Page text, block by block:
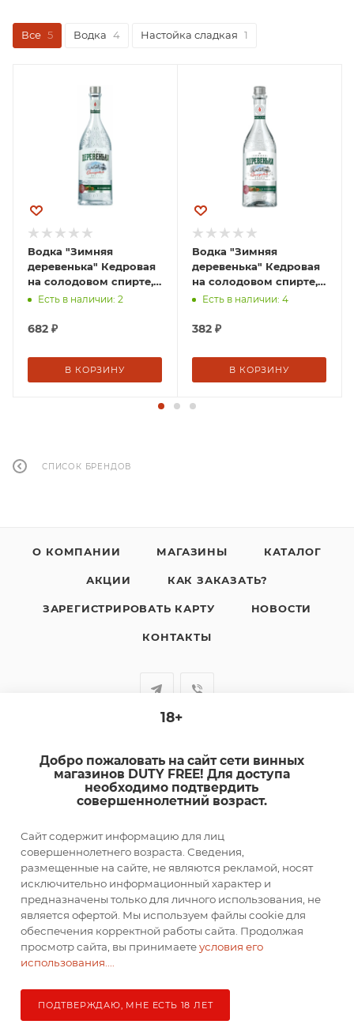
Все 5 Водка 4 Настойка сладкая 1
Водка "Зимняя
деревенька" Кедровая
на солодовом спирте,
0.5 л
Есть в наличии: 2
682 ₽
В КОРЗИНУ
Водка "Зимняя
деревенька" Кедровая
на солодовом спирте,
250 мл
Есть в наличии: 4
382 ₽
В КОРЗИНУ
СПИСОК БРЕНДОВ
О КОМПАНИИ МАГАЗИНЫ КАТАЛОГ
АКЦИИ КАК ЗАКАЗАТЬ?
ЗАРЕГИСТРИРОВАТЬ КАРТУ НОВОСТИ
КОНТАКТЫ
sale@dutyfree-online.ru
г. Кострома, ул. Шагова, д. 221, кв. 24
ПОДПИСАТЬСЯ НА РАССЫЛКУ
ПОЛИТИКА КОНФИДЕНЦИАЛЬНОСТИ
2026 © DUTY FREE
18+
Добро пожаловать на сайт сети винных
магазинов DUTY FREE! Для доступа
необходимо подтвердить
совершеннолетний возраст.
Сайт содержит информацию для лиц
совершеннолетнего возраста. Сведения,
размещенные на сайте, не являются рекламой, носят
исключительно информационный характер и
предназначены только для личного использования, не
является офертой. Мы используем файлы cookie для
обеспечения корректной работы сайта. Продолжая
просмотр сайта, вы принимаетеусловия его
использования....
ПОДТВЕРЖДАЮ, МНЕ ЕСТЬ 18 ЛЕТ